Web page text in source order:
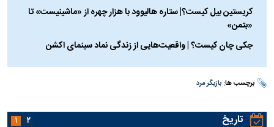
کریستین بیل کیست؟| ستاره هالیوود با هزار چهره از «ماشینیست» تا
«بتمن»
جکی چان کیست؟ | واقعیت‌هایی از زندگی نماد سینمای اکشن
برچسب ها:بازیگر مرد
تاریخ ۱ ۲